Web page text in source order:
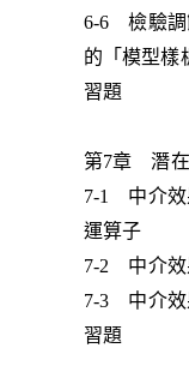
6-6 檢驗調
的「模型樣
習題
第7章 潛在
7-1 中介效
運算子
7-2 中介效
7-3 中介效
習題